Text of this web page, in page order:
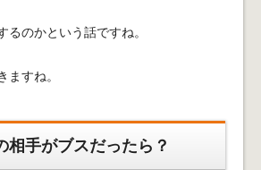
るのかという話ですね。
ますね。
相手がブスだったら？